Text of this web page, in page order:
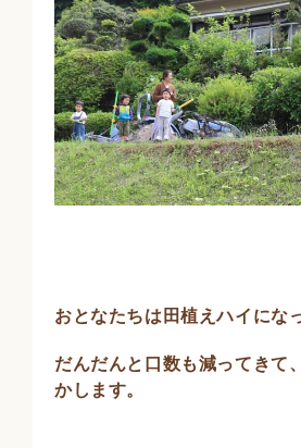
おとなたちは田植えハイにな
だんだんと口数も減ってきて
かします。